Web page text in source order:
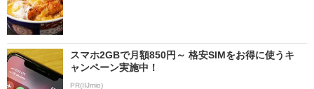
スマホ2GBで月額850円～ 格安SIMをお得に使うキ
ャンペーン実施中！
PR(IIJmio)